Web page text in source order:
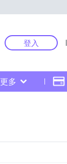
登入
多